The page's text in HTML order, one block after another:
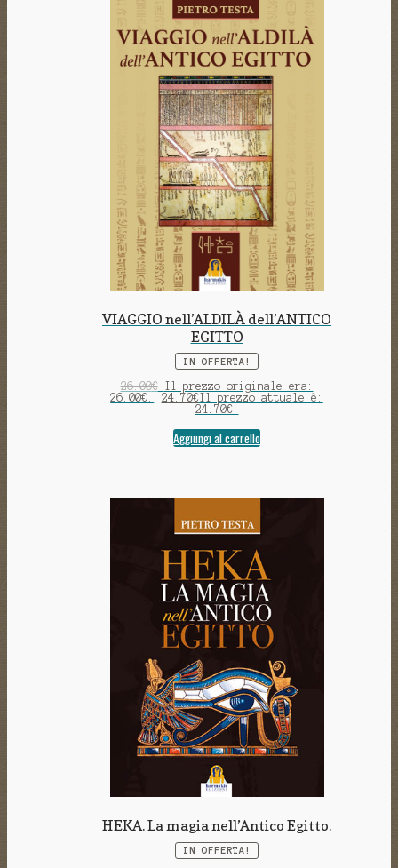
VIAGGIO nell’ALDILÀ dell’ANTICO
EGITTO
IN OFFERTA!
26.00€
Il prezzo originale era:
26.00€.
24.70€ Il prezzo attuale è:
24.70€.
Aggiungi al carrello
HEKA. La magia nell’Antico Egitto.
IN OFFERTA!